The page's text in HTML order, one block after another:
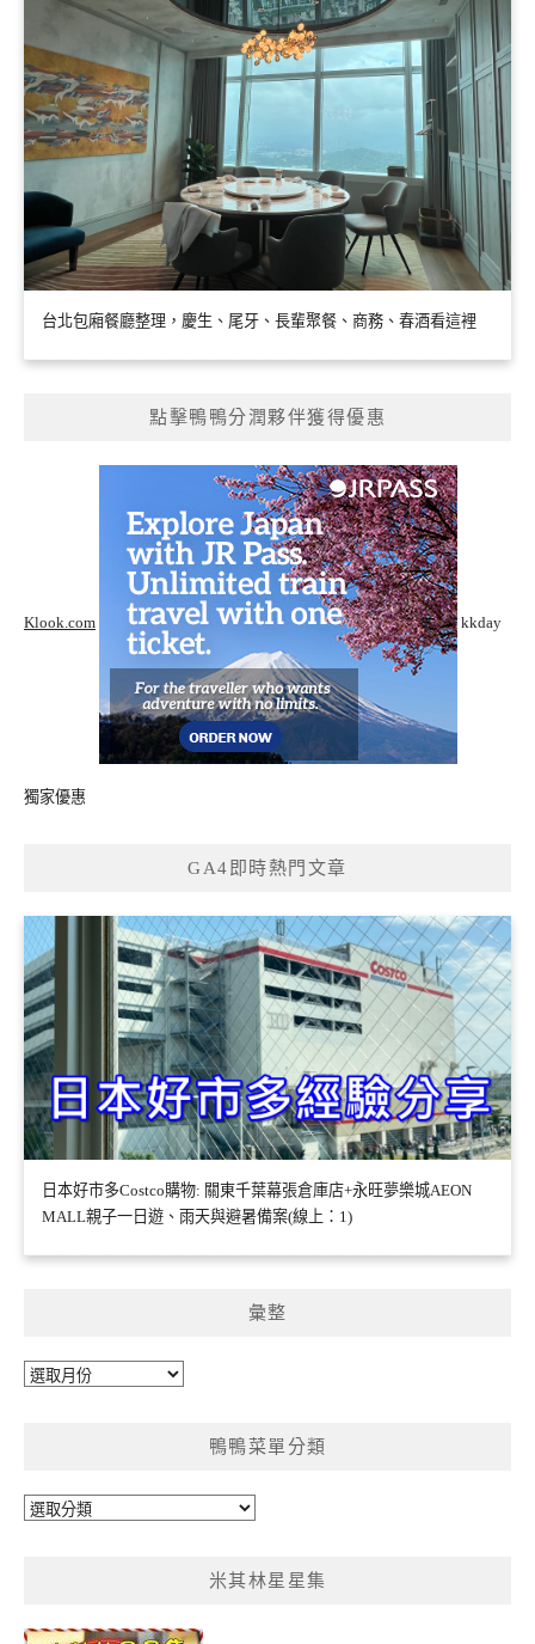
台北包廂餐廳整理，慶生、尾牙、長輩聚餐、商務、春酒看這裡
點擊鴨鴨分潤夥伴獲得優惠
Klook.com kkday
獨家優惠
GA4即時熱門文章
日本好市多Costco購物: 關東千葉幕張倉庫店+永旺夢樂城AEON
MALL親子一日遊、雨天與避暑備案(線上：1)
彙整
彙
鴨鴨菜單分類
鴨
類
米其林星星集